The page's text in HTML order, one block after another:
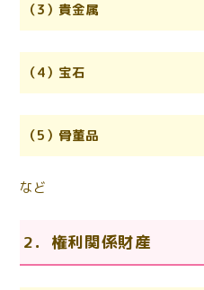
（3）貴金属
（4）宝石
（5）骨董品
など
2．権利関係財産